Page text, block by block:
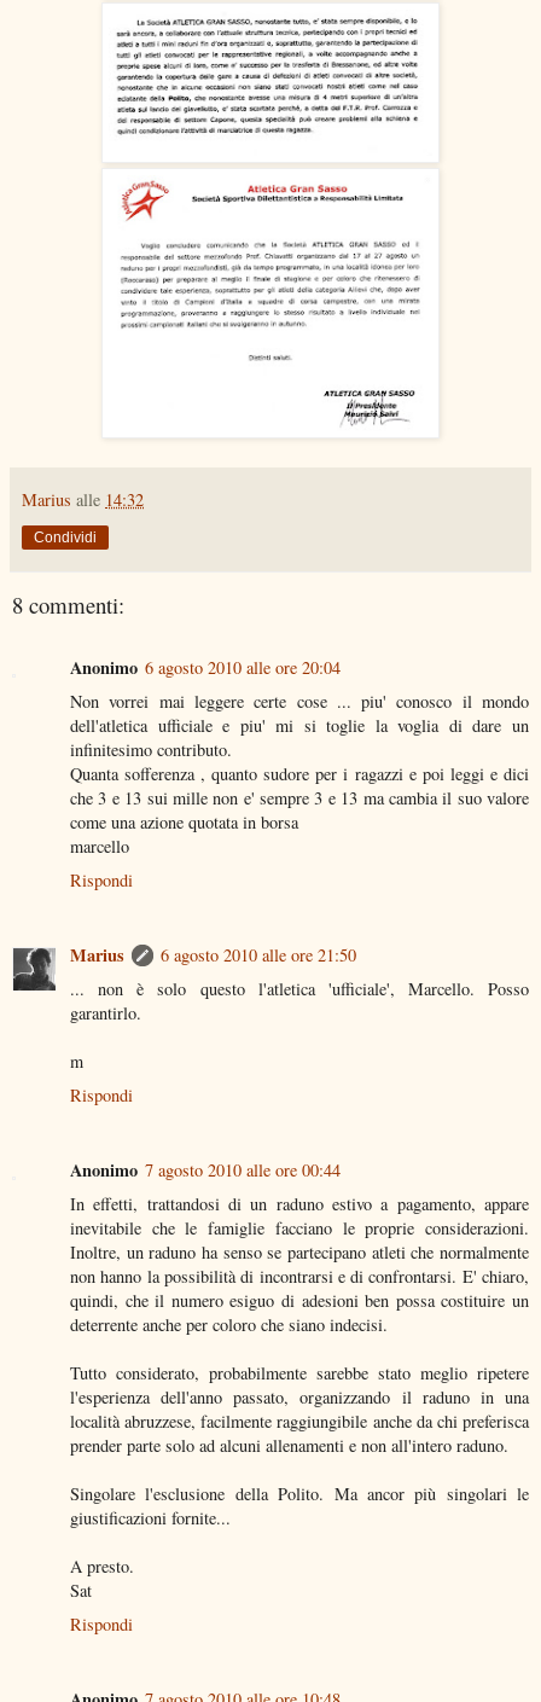
Marius alle 14:32
Condividi
8 commenti:
Anonimo 6 agosto 2010 alle ore 20:04
Non vorrei mai leggere certe cose ... piu' conosco il mondo
dell'atletica ufficiale e piu' mi si toglie la voglia di dare un
infinitesimo contributo.
Quanta sofferenza , quanto sudore per i ragazzi e poi leggi e dici
che 3 e 13 sui mille non e' sempre 3 e 13 ma cambia il suo valore
come una azione quotata in borsa
marcello
Rispondi
Marius
6 agosto 2010 alle ore 21:50
... non è solo questo l'atletica 'ufficiale', Marcello. Posso
garantirlo.
m
Rispondi
Anonimo 7 agosto 2010 alle ore 00:44
In effetti, trattandosi di un raduno estivo a pagamento, appare
inevitabile che le famiglie facciano le proprie considerazioni.
Inoltre, un raduno ha senso se partecipano atleti che normalmente
non hanno la possibilità di incontrarsi e di confrontarsi. E' chiaro,
quindi, che il numero esiguo di adesioni ben possa costituire un
deterrente anche per coloro che siano indecisi.
Tutto considerato, probabilmente sarebbe stato meglio ripetere
l'esperienza dell'anno passato, organizzando il raduno in una
località abruzzese, facilmente raggiungibile anche da chi preferisca
prender parte solo ad alcuni allenamenti e non all'intero raduno.
Singolare l'esclusione della Polito. Ma ancor più singolari le
giustificazioni fornite...
A presto.
Sat
Rispondi